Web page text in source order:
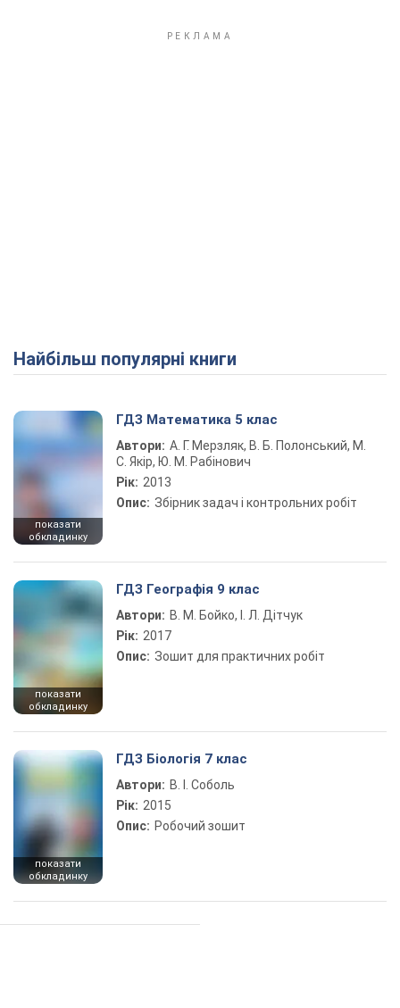
Найбільш популярні книги
показати
обкладинку
ГДЗ Математика 5 клас
Автори: А. Г. Мерзляк, В. Б. Полонський, М.
С. Якір, Ю. М. Рабінович
Рік: 2013
Опис: Збірник задач і контрольних робіт
показати
обкладинку
ГДЗ Географія 9 клас
Автори: В. М. Бойко, І. Л. Дітчук
Рік: 2017
Опис: Зошит для практичних робіт
показати
обкладинку
ГДЗ Біологія 7 клас
Автори: В. І. Соболь
Рік: 2015
Опис: Робочий зошит